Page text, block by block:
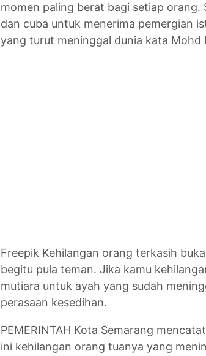
momen paling berat bagi setiap orang.
dan cuba untuk menerima pemergian
yang turut meninggal dunia kata Mohd
Freepik Kehilangan orang terkasih
begitu pula teman. Jika kamu
mutiara untuk ayah yang sudah
perasaan kesedihan.
PEMERINTAH Kota Semarang
ini kehilangan orang tuanya yang